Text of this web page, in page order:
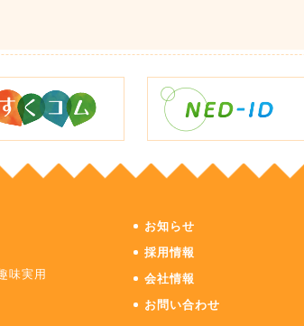
味実用
お知らせ
採用情報
会社情報
お問い合わせ